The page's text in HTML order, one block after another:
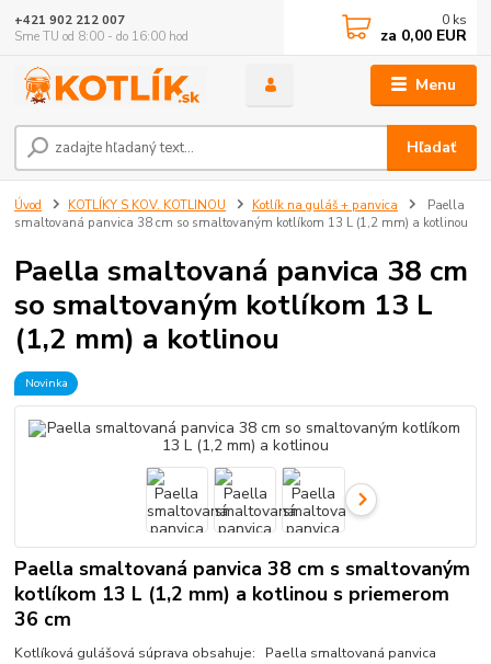
Menu
Hľadať
+421 902 212 007
Sme TU od 8:00 - do 16:00 hod
0 ks
za 0,00 EUR
Úvod KOTLÍKY S KOV. KOTLINOU Kotlík na guláš + panvica
Paella
smaltovaná panvica 38 cm so smaltovaným kotlíkom 13 L (1,2 mm) a kotlinou
Paella smaltovaná panvica 38 cm
so smaltovaným kotlíkom 13 L
(1,2 mm) a kotlinou
Novinka
Paella smaltovaná panvica 38 cm s smaltovaným
kotlíkom 13 L (1,2 mm) a kotlinou s priemerom
36 cm
Kotlíková gulášová súprava obsahuje: Paella smaltovaná panvica